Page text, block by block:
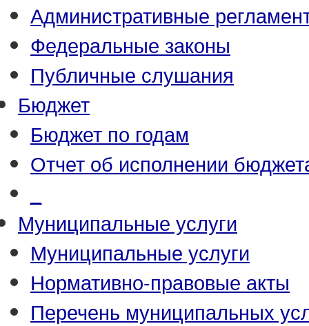
Административные
Федеральные законы
Публичные слушания
Бюджет
Бюджет по годам
Отчет об исполнении
Муниципальные услуги
Муниципальные услуги
Нормативно-правовые акты
Перечень муниципальных